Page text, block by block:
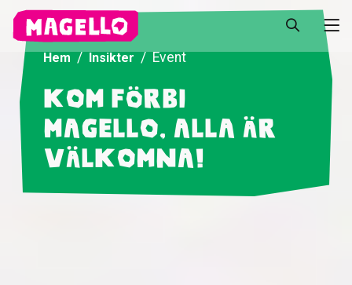
Hem Insikter Event
Kom förbi
Magello, alla är
välkomna!